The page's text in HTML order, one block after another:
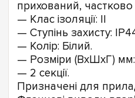
прихований,
— Клас ізоляції: II
— Ступінь захисту:
— Колір: Білий.
— Розміри (ВхШхГ)
— 2 секції.
Призначені для